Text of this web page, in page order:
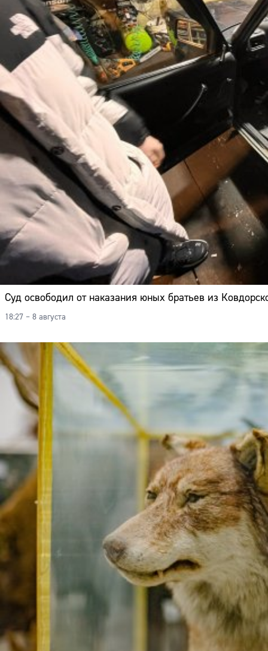
Суд освободил от наказания юных братьев из
18:27 – 8 августа